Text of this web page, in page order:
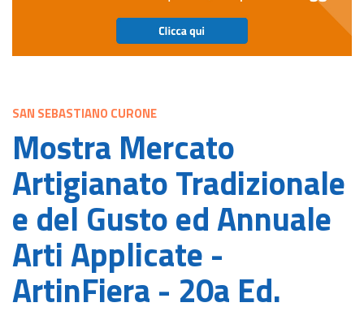
SAN SEBASTIANO CURONE
Mostra Mercato
Artigianato Tradizionale
e del Gusto ed Annuale
Arti Applicate -
ArtinFiera - 20a Ed.